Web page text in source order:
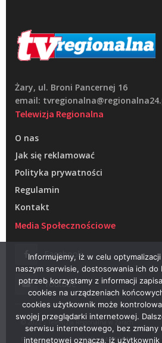
Żary, ul. Broni Pancernej 16
email:
Telewizja Regionalna
O nas
Jak się reklamować
Polityka prywatności
Regulamin
Kontakt
Media Społecznościowe
Facebook
Youtube
© 2022 – Telewizja Regionalna w Żarach
Projektowanie stron WWW –RAGACOM
Informujemy, iż w celu
naszym serwisie, dostosowania ich do
potrzeb korzystamy z informacji
cookies na urządzeniach
cookies użytkownik może
swojej przeglądarki internetowej.
serwisu internetowego, bez zmiany
internetowej oznacza, iż